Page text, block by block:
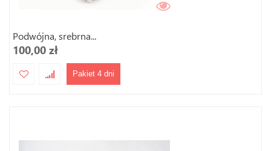
Podwójna, srebrna...
100,00 zł
Pakiet 4 dni